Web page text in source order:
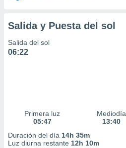
Salida y Puesta del sol
Salida del sol
06:22
Primera luz
05:47
Mediodía
13:40
Duración del día 14h 35m
Luz diurna restante 12h 10m